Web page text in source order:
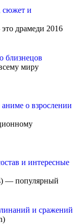
сюжет и
драмеди 2016
близнецов
миру
о взрослении
и интересные
— популярный
и сражений